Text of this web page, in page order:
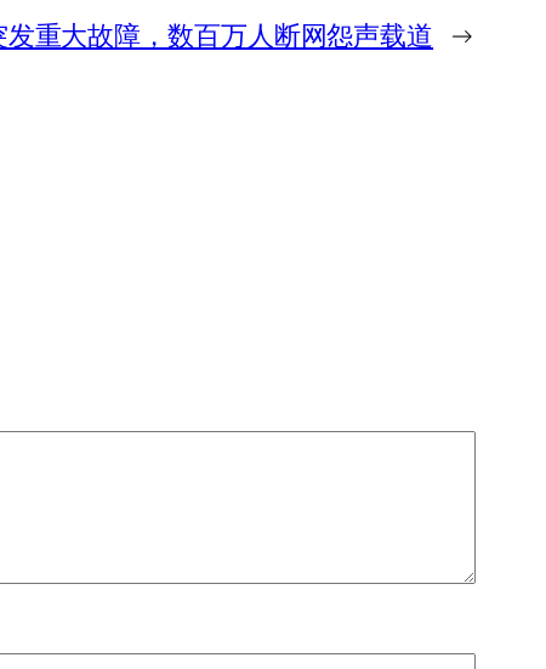
重大故障，数百万人断网怨声载道 →